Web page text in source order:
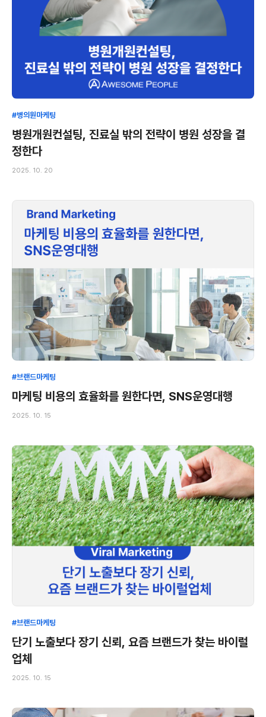
#병의원마케팅
병원개원컨설팅, 진료실 밖의 전략이 병원 성장을 결
정한다
2025. 10. 20
#브랜드마케팅
마케팅 비용의 효율화를 원한다면, SNS운영대행
2025. 10. 15
#브랜드마케팅
단기 노출보다 장기 신뢰, 요즘 브랜드가 찾는 바이럴
업체
2025. 10. 15